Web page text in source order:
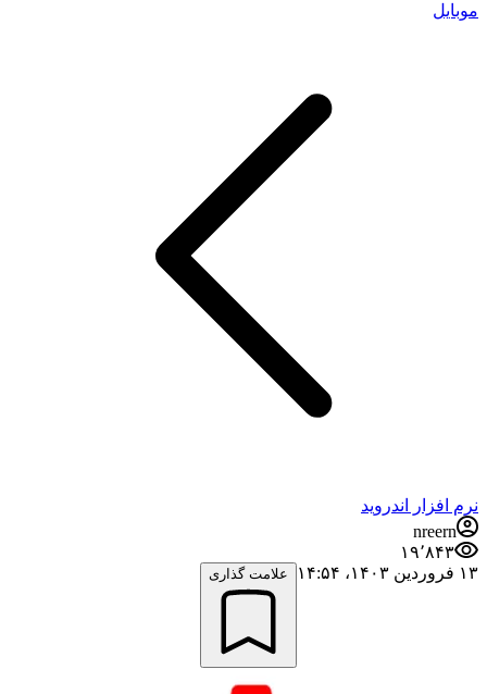
موبایل
نرم افزار اندروید
nreern
۱۹٬۸۴۳
۱۳ فروردین ۱۴۰۳،‏ ۱۴:۵۴
علامت گذاری